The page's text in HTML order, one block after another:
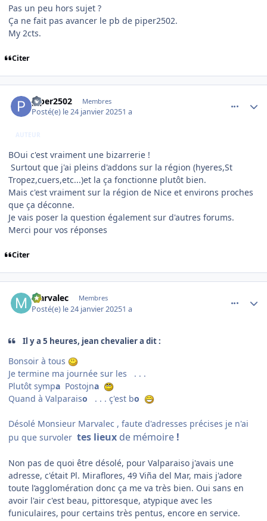
Pas un peu hors sujet ?
Ça ne fait pas avancer le pb de piper2502.
My 2cts.
Citer
piper2502 Membres
Posté(e) le 24 janvier 20251 a
AUTEUR
BOui c'est vraiment une bizarrerie !
Surtout que j'ai pleins d'addons sur la région (hyeres,St
Tropez,cuers,etc...)et la ça fonctionne plutôt bien.
Mais c'est vraiment sur la région de Nice et environs proches
que ça déconne.
Je vais poser la question également sur d'autres forums.
Merci pour vos réponses
Citer
Marvalec Membres
Posté(e) le 24 janvier 20251 a
Il y a 5 heures, jean chevalier a dit :
Bonsoir à tous
Je termine ma journée sur les . . .
Plutôt sympa Postojna
Quand à Valparaiso . . . ç'est bo
Désolé Monsieur Marvalec , faute d'adresses précises je n'ai
pu que survoler tes lieux de mémoire !
Non pas de quoi être désolé, pour Valparaiso j'avais une
adresse, c'était Pl. Miraflores, 49 Viña del Mar, mais j'adore
toute l’agglomération donc ça me va très bien. Oui sans en
avoir l'air c'est beau, pittoresque, atypique avec les
funiculaires, pour certains très pentus, encore en service.